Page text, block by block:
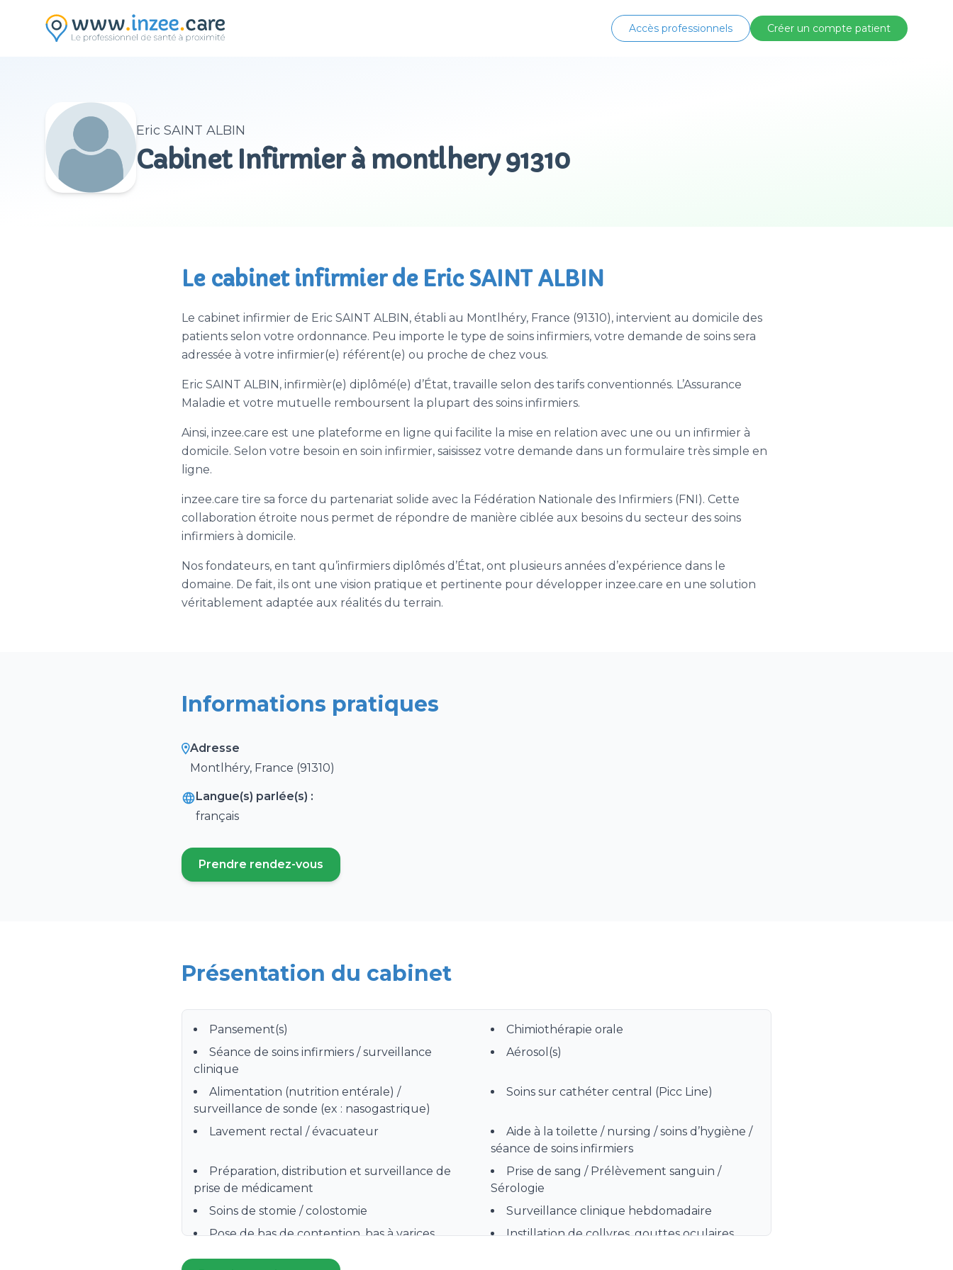
Accès professionnels Créer un compte patient
Eric SAINT ALBIN
Cabinet Infirmier à montlhery 91310
Le cabinet infirmier de Eric SAINT ALBIN
Le cabinet infirmier de Eric SAINT ALBIN, établi au Montlhéry, France (91310), intervient au domicile des
patients selon votre ordonnance. Peu importe le type de soins infirmiers, votre demande de soins sera
adressée à votre infirmier(e) référent(e) ou proche de chez vous.
Eric SAINT ALBIN, infirmièr(e) diplômé(e) d’État, travaille selon des tarifs conventionnés. L’Assurance
Maladie et votre mutuelle remboursent la plupart des soins infirmiers.
Ainsi, inzee.care est une plateforme en ligne qui facilite la mise en relation avec une ou un infirmier à
domicile. Selon votre besoin en soin infirmier, saisissez votre demande dans un formulaire très simple en
ligne.
inzee.care tire sa force du partenariat solide avec la Fédération Nationale des Infirmiers (FNI). Cette
collaboration étroite nous permet de répondre de manière ciblée aux besoins du secteur des soins
infirmiers à domicile.
Nos fondateurs, en tant qu’infirmiers diplômés d’État, ont plusieurs années d’expérience dans le
domaine. De fait, ils ont une vision pratique et pertinente pour développer inzee.care en une solution
véritablement adaptée aux réalités du terrain.
Informations pratiques
Adresse
Montlhéry, France (91310)
Langue(s) parlée(s) :
français
Prendre rendez-vous
(ouvre un nouvel onglet)
Présentation du cabinet
Pansement(s)
Chimiothérapie orale
Séance de soins infirmiers / surveillance
clinique
Aérosol(s)
Alimentation (nutrition entérale) /
surveillance de sonde (ex : nasogastrique)
Soins sur cathéter central (Picc Line)
Lavement rectal / évacuateur
Aide à la toilette / nursing / soins d’hygiène /
séance de soins infirmiers
Préparation, distribution et surveillance de
prise de médicament
Prise de sang / Prélèvement sanguin /
Sérologie
Soins de stomie / colostomie
Surveillance clinique hebdomadaire
Pose de bas de contention, bas à varices
Instillation de collyres, gouttes oculaires
Surveillance et débranchement de